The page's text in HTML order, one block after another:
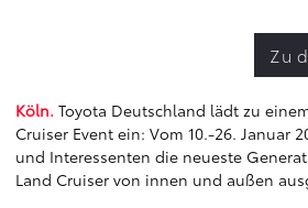
Köln. Toyota Deutschland lädt zu
Cruiser Event ein: Vom 10.-26. Januar
und Interessenten die neueste
Land Cruiser von innen und außen